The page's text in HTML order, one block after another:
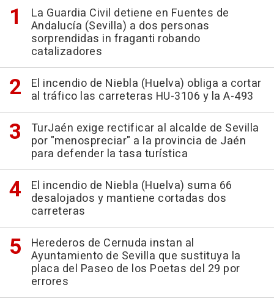
La Guardia Civil detiene en Fuentes de
Andalucía (Sevilla) a dos personas
sorprendidas in fraganti robando
catalizadores
El incendio de Niebla (Huelva) obliga a cortar
al tráfico las carreteras HU-3106 y la A-493
TurJaén exige rectificar al alcalde de Sevilla
por "menospreciar" a la provincia de Jaén
para defender la tasa turística
El incendio de Niebla (Huelva) suma 66
desalojados y mantiene cortadas dos
carreteras
Herederos de Cernuda instan al
Ayuntamiento de Sevilla que sustituya la
placa del Paseo de los Poetas del 29 por
errores